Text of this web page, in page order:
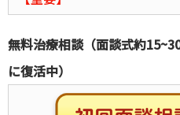
無料治療相談（面談式約
に復活中）